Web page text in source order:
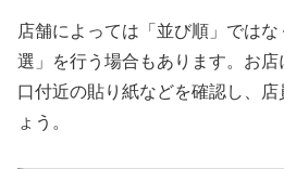
店舗によっては「並び順」では
選」を行う場合もあります。お店
口付近の貼り紙などを確認し、
ょう。